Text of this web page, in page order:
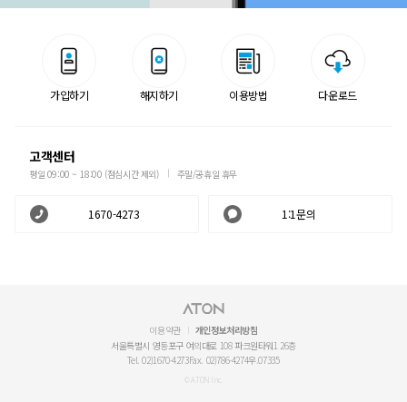
가입하기 해지하기 이용방법 다운로드
고객센터
평일 09:00 ~ 18:00 (점심시간 제외) 주말/공휴일 휴무
1670-4273 1:1문의
이용약관
개인정보처리방침
서울특별시 영등포구 여의대로 108 파크원타워1 26층
Tel. 02)1670-4273Fax. 02)786-4274우.07335
© ATON Inc.